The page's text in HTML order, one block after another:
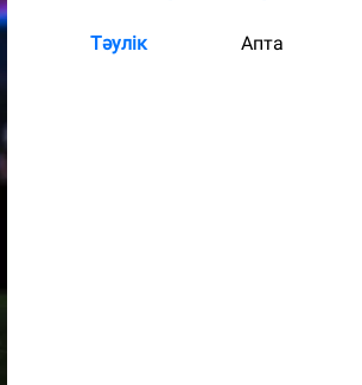
Тәулік Апта